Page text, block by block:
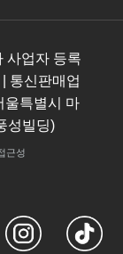
사업자 등록
통신판매업
울특별시 마
성빌딩)
근성